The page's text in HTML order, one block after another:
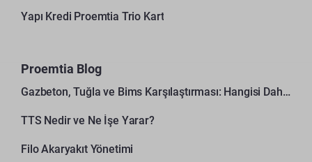
Yapı Kredi Proemtia Trio Kart
Proemtia Blog
Gazbeton, Tuğla ve Bims Karşılaştırması: Hangisi Daha Avantajlı?
TTS Nedir ve Ne İşe Yarar?
Filo Akaryakıt Yönetimi